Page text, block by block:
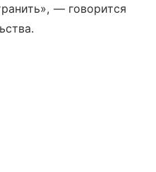
— говорится